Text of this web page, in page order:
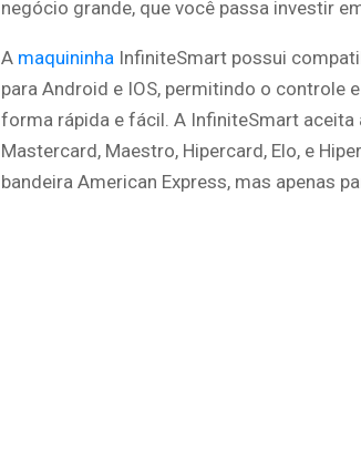
negócio grande, que você passa investir
A maquininha InfiniteSmart possui
para Android e IOS, permitindo o controle
forma rápida e fácil. A InfiniteSmart aceita
Mastercard, Maestro, Hipercard, Elo, e
bandeira American Express, mas apenas